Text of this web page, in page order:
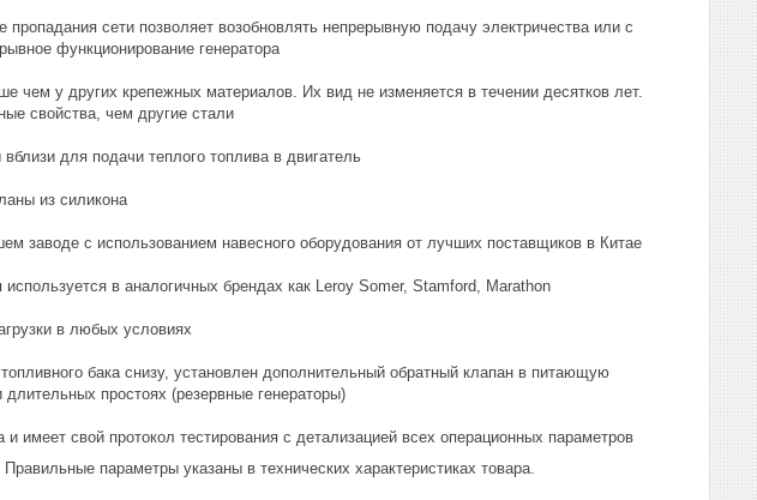
сети позволяет возобновлять непрерывную подачу электричества или с
функционирование генератора
чем у других крепежных материалов. Их вид не изменяется в течении десятков лет.
свойства, чем другие стали
для подачи теплого топлива в двигатель
из силикона
заводе с использованием навесного оборудования от лучших поставщиков в Китае
в аналогичных брендах как Leroy Somer, Stamford, Marathon
в любых условиях
бака снизу, установлен дополнительный обратный клапан в питающую
простоях (резервные генераторы)
имеет свой протокол тестирования с детализацией всех операционных параметров
параметры указаны в технических характеристиках товара.